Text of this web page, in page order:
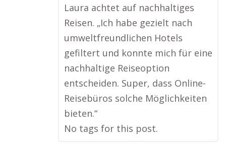
Laura achtet auf nachhaltiges
Reisen. „Ich habe gezielt nach
umweltfreundlichen Hotels
gefiltert und konnte mich für eine
nachhaltige Reiseoption
entscheiden. Super, dass Online-
Reisebüros solche Möglichkeiten
bieten.“
No tags for this post.